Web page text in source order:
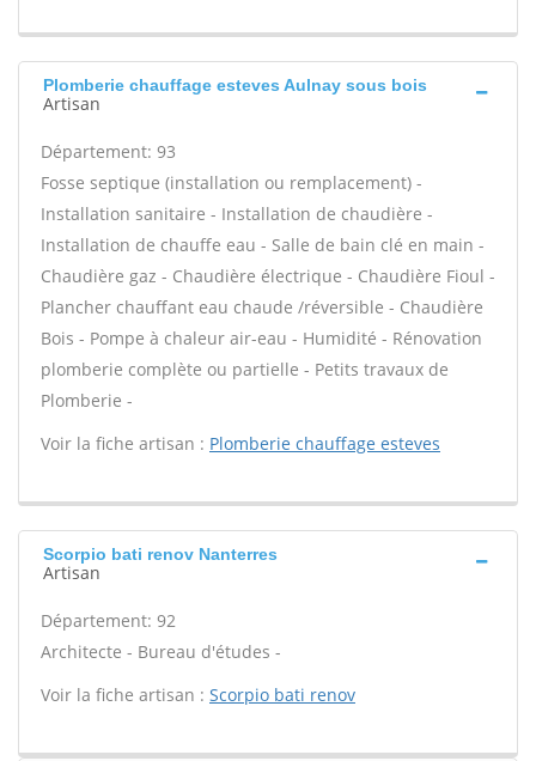
Plomberie chauffage esteves Aulnay sous bois
Artisan
Département: 93
Fosse septique (installation ou remplacement) -
Installation sanitaire - Installation de chaudière -
Installation de chauffe eau - Salle de bain clé en main -
Chaudière gaz - Chaudière électrique - Chaudière Fioul -
Plancher chauffant eau chaude /réversible - Chaudière
Bois - Pompe à chaleur air-eau - Humidité - Rénovation
plomberie complète ou partielle - Petits travaux de
Plomberie -
Voir la fiche artisan : Plomberie chauffage esteves
Scorpio bati renov Nanterres
Artisan
Département: 92
Architecte - Bureau d'études -
Voir la fiche artisan : Scorpio bati renov